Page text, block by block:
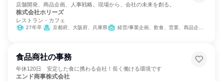
店舗開発、商品企画、人事戦略。現場から、会社の未来を創る。
株式会社ホリーズ
レストラン・カフェ
27年卒 京都府、大阪府、兵庫県 経営/事業企画、飲食、営業、商品企画、マーケティング・広告・宣伝
食品商社の事務
年休120日 安定した食に携わる会社！長く働ける環境です
エンド商事株式会社